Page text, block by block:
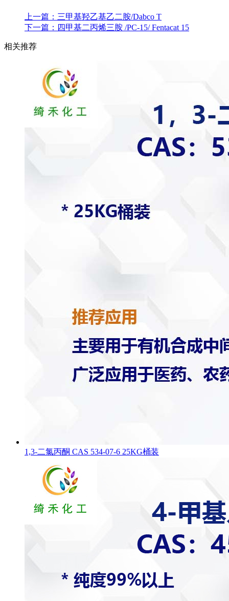
上一篇： 三甲基羟乙基乙二胺/Dabco T
下一篇： 四甲基二丙烯三胺 /PC-15/ Fentacat 15
相关推荐
1,3-二氯丙酮 CAS 534-07-6 25KG桶装